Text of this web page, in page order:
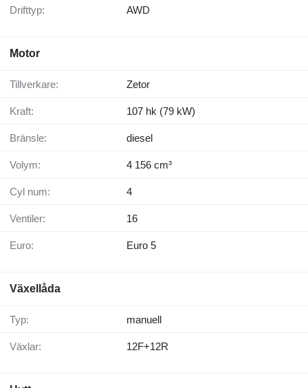
Drifttyp: AWD
Motor
Tillverkare: Zetor
Kraft: 107 hk (79 kW)
Bränsle: diesel
Volym: 4 156 cm³
Cyl num: 4
Ventiler: 16
Euro: Euro 5
Växellåda
Typ: manuell
Växlar: 12F+12R